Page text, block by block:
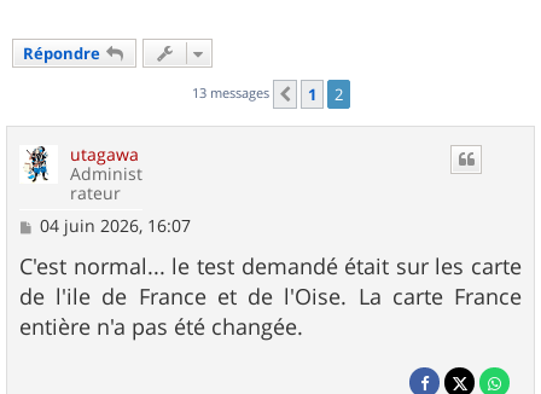
Répondre
13 messages Précédent
1 2
utagawa
Administ
rateur
M
s
s
a
g
e
04 juin 2026, 16:07
C'est normal... le test demandé était sur les carte
de l'ile de France et de l'Oise. La carte France
entière n'a pas été changée.